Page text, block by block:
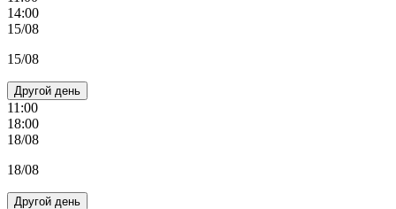
14:00
15/08
15/08
Другой день
11:00
18:00
18/08
18/08
Другой день